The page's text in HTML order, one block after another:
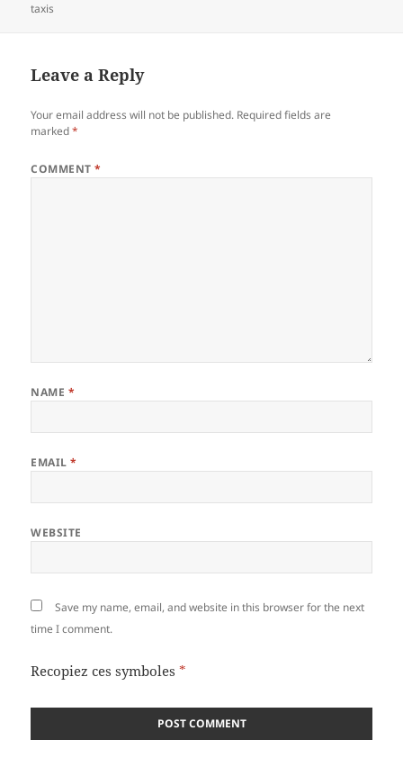
on
taxis
Leave a Reply
Your email address will not be published. Required fields are
marked*
COMMENT*
NAME *
EMAIL*
WEBSITE
Save my name, email, and website in this browser for the next
time I comment.
Recopiez ces symboles *